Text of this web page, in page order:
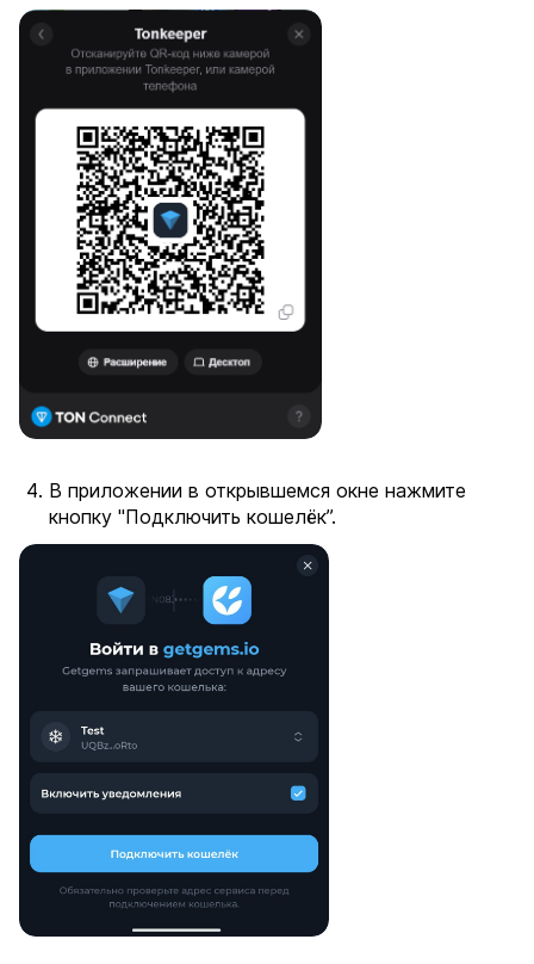
В приложении в открывшемся окне нажмите
кнопку "Подключить кошелёк”.